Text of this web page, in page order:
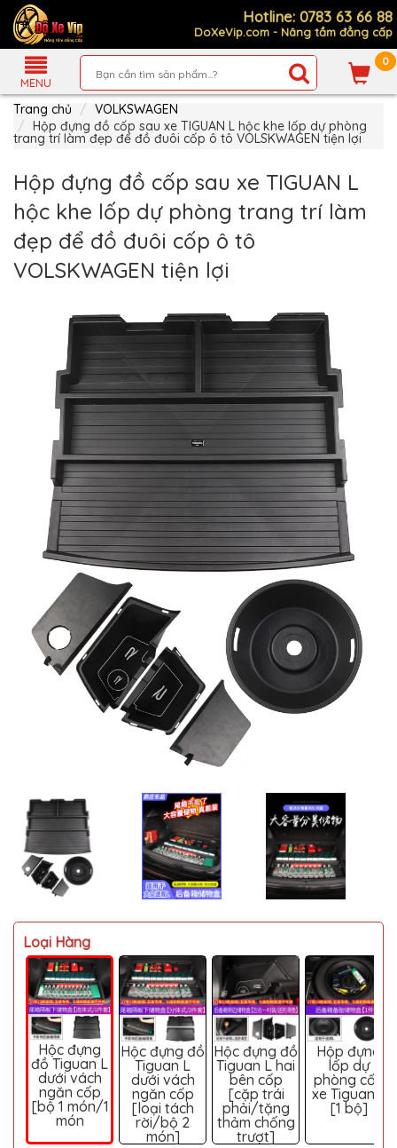
Hotline: 0783 63 66 88
DoXeVip.com - Nâng tầm đẳng cấp
MENU
0
Giới
Thiệu
Sản
Phẩm
Dẫn
Mua
Hàng
Chính
Sách
Thanh
Toán
MUA
NHIỀU
TOYOTA
HONDA
MAZDA
SUBARU
CHEVROLET
NISSAN
VOLKSWAGEN
MITSUBISHI
BMW
VOLVO
SUZUKI
PORSCHE
LEXUS
MG
AUDI
MINI
COOPER
PEUGEOT
VINFAST
Trang chủ
VOLKSWAGEN
Hộp đựng đồ cốp sau xe TIGUAN L hộc khe lốp dự phòng
trang trí làm đẹp để đồ đuôi cốp ô tô VOLSKWAGEN tiện lợi
Hộp đựng đồ cốp sau xe TIGUAN L
hộc khe lốp dự phòng trang trí làm
đẹp để đồ đuôi cốp ô tô
VOLSKWAGEN tiện lợi
Loại Hàng
Hộc đựng
đồ Tiguan L
dưới vách
ngăn cốp
[bộ 1 món/1
món
Hộc đựng đồ
Tiguan L
dưới vách
ngăn cốp
[loại tách
rời/bộ 2
món]
Hộc đựng đồ
Tiguan L hai
bên cốp
[cặp trái
phải/tặng
thảm chống
trượt]
Hộp đựng
lốp dự
phòng cốp
xe Tiguan L
[1 bộ]